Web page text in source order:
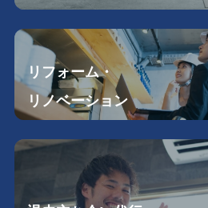
リフォーム・
リノベーション